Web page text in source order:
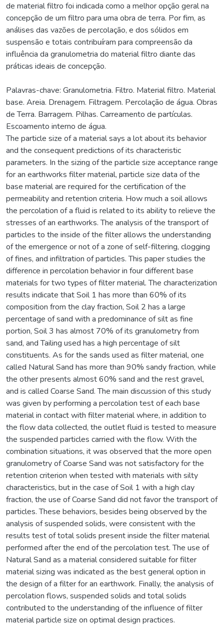
de material filtro foi indicada como a melhor opção geral na
concepção de um filtro para uma obra de terra. Por fim, as
análises das vazões de percolação, e dos sólidos em
suspensão e totais contribuíram para compreensão da
influência da granulometria do material filtro diante das
práticas ideais de concepção.
Palavras-chave: Granulometria. Filtro. Material filtro. Material
base. Areia. Drenagem. Filtragem. Percolação de água. Obras
de Terra. Barragem. Pilhas. Carreamento de partículas.
Escoamento interno de água.
The particle size of a material says a lot about its behavior
and the consequent predictions of its characteristic
parameters. In the sizing of the particle size acceptance range
for an earthworks filter material, particle size data of the
base material are required for the certification of the
permeability and retention criteria. How much a soil allows
the percolation of a fluid is related to its ability to relieve the
stresses of an earthworks. The analysis of the transport of
particles to the inside of the filter allows the understanding
of the emergence or not of a zone of self-filtering, clogging
of fines, and infiltration of particles. This paper studies the
difference in percolation behavior in four different base
materials for two types of filter material. The characterization
results indicate that Soil 1 has more than 60% of its
composition from the clay fraction, Soil 2 has a large
percentage of sand with a predominance of silt as fine
portion, Soil 3 has almost 70% of its granulometry from
sand, and Tailing used has a high percentage of silt
constituents. As for the sands used as filter material, one
called Natural Sand has more than 90% sandy fraction, while
the other presents almost 60% sand and the rest gravel,
and is called Coarse Sand. The main discussion of this study
was given by performing a percolation test of each base
material in contact with filter material where, in addition to
the flow data collected, the outlet fluid is tested to measure
the suspended particles carried with the flow. With the
combination situations, it was observed that the more open
granulometry of Coarse Sand was not satisfactory for the
retention criterion when tested with materials with silty
characteristics, but in the case of Soil 1 with a high clay
fraction, the use of Coarse Sand did not favor the transport of
particles. These behaviors, besides being observed by the
analysis of suspended solids, were consistent with the
results test of total solids present inside the filter material
performed after the end of the percolation test. The use of
Natural Sand as a material considered suitable for filter
material sizing was indicated as the best general option in
the design of a filter for an earthwork. Finally, the analysis of
percolation flows, suspended solids and total solids
contributed to the understanding of the influence of filter
material particle size on optimal design practices.